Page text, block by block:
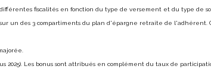
fiscalités en fonction du type de versement et du type de
un des 3 compartiments du plan d'épargne retraite de l'adhérent.
2025). Les bonus sont attribués en complément du taux de